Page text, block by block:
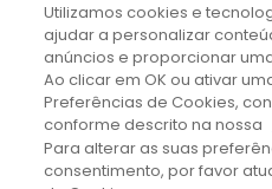
© Coodesh 2025. Todos os
Comunidade Tech
Status
Utilizamos cookies e
ajudar a personalizar
anúncios e proporcionar
Ao clicar em OK ou ativar
Preferências de Cookies,
conforme descrito na nossa
Para alterar as suas
consentimento, por favor